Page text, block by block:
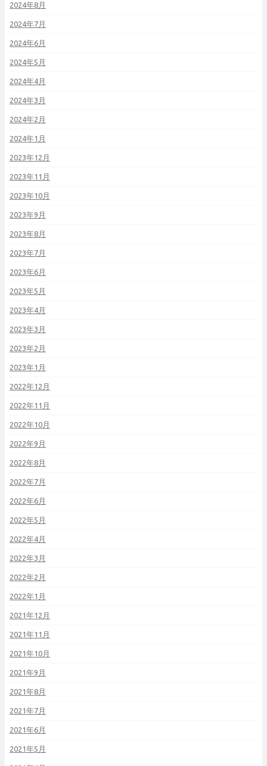
2024年8月
2024年7月
2024年6月
2024年5月
2024年4月
2024年3月
2024年2月
2024年1月
2023年12月
2023年11月
2023年10月
2023年9月
2023年8月
2023年7月
2023年6月
2023年5月
2023年4月
2023年3月
2023年2月
2023年1月
2022年12月
2022年11月
2022年10月
2022年9月
2022年8月
2022年7月
2022年6月
2022年5月
2022年4月
2022年3月
2022年2月
2022年1月
2021年12月
2021年11月
2021年10月
2021年9月
2021年8月
2021年7月
2021年6月
2021年5月